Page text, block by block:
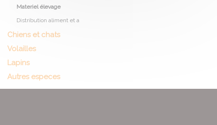
Materiel élevage
Distribution aliment et a
Chiens et chats
Volailles
Lapins
Autres especes